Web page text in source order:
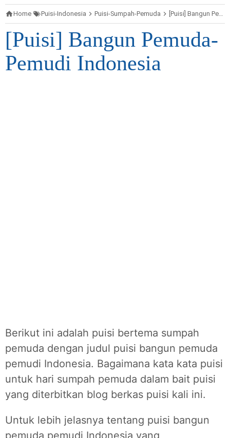
Home Puisi-Indonesia Puisi-Sumpah-Pemuda [Puisi] Bangun Pemuda-Pemudi Indonesia
[Puisi] Bangun Pemuda-
Pemudi Indonesia
Berikut ini adalah puisi bertema sumpah
pemuda dengan judul puisi bangun pemuda
pemudi Indonesia. Bagaimana kata kata puisi
untuk hari sumpah pemuda dalam bait puisi
yang diterbitkan blog berkas puisi kali ini.
Untuk lebih jelasnya tentang puisi bangun